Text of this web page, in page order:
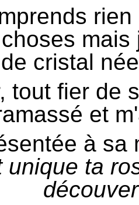
cristal
tout fier de
et
à sa
unique ta